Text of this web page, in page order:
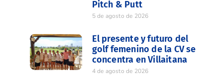
Pitch & Putt
5 de agosto de 2026
El presente y futuro del
golf femenino de la CV se
concentra en Villaitana
4 de agosto de 2026